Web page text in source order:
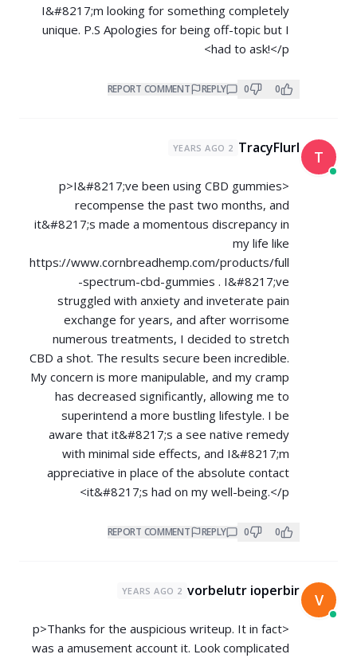
I&#8217;m looking for something completely
unique. P.S Apologies for being off-topic but I
had to ask!</p>
0
0
REPLY
REPORT COMMENT
T
TracyFlurl
2 YEARS AGO
<p>I&#8217;ve been using CBD gummies
recompense the past two months, and
it&#8217;s made a momentous discrepancy in
my life like
https://www.cornbreadhemp.com/products/full
-spectrum-cbd-gummies . I&#8217;ve
struggled with anxiety and inveterate pain
exchange for years, and after worrisome
numerous treatments, I decided to stretch
CBD a shot. The results secure been incredible.
My concern is more manipulable, and my cramp
has decreased significantly, allowing me to
superintend a more bustling lifestyle. I be
aware that it&#8217;s a see native remedy
with minimal side effects, and I&#8217;m
appreciative in place of the absolute contact
it&#8217;s had on my well-being.</p>
0
0
REPLY
REPORT COMMENT
V
vorbelutr ioperbir
2 YEARS AGO
<p>Thanks for the auspicious writeup. It in fact
was a amusement account it. Look complicated